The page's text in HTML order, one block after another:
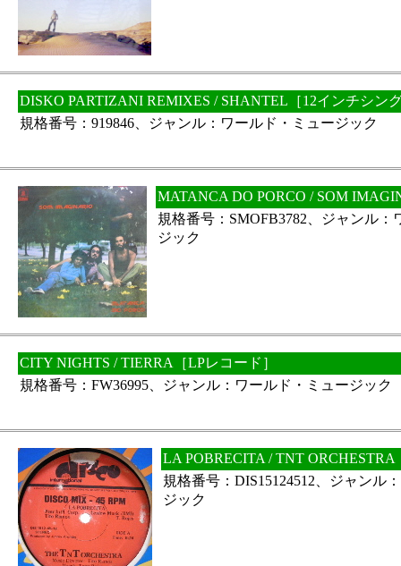
DISKO PARTIZANI REMIXES / SHANTEL［12インチシン
規格番号：919846、ジャンル：ワールド・ミュージック
MATANCA DO PORCO / SOM
規格番号：SMOFB3782、ジャンル：
ジック
CITY NIGHTS / TIERRA［LPレコード］
規格番号：FW36995、ジャンル：ワールド・ミュージック
LA POBRECITA / TNT
規格番号：DIS15124512、ジャンル
ジック